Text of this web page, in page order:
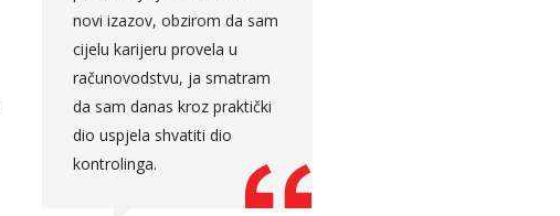
pristupa upravljanju
projektima, uz osvrt na
osnovne razlike
tradicionalnog tzv. waterfall
modela i agilnog pristupa.
Predavanje je bilo jasno i
lako razumljivo, uz mnogo